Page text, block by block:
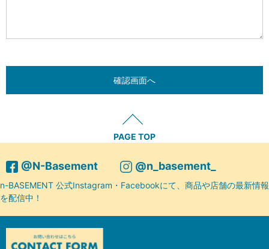
PAGE TOP
@N-Basement @n_basement_
n-BASEMENT 公式Instagram・Facebookにて、商品や店舗の最新情報
を配信中！